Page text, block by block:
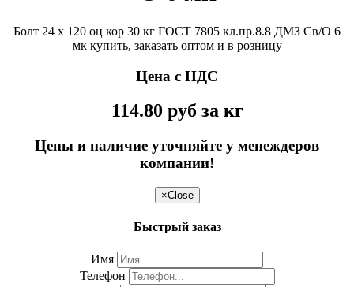
Болт 24 х 120 оц кор 30 кг ГОСТ 7805 кл.пр.8.8 ДМЗ Св/О 6
мк купить, заказать оптом и в розницу
Цена с НДС
114.80 руб за кг
Цены и наличие уточняйте у менеждеров
компании!
×Close
Быстрый заказ
Имя
Телефон